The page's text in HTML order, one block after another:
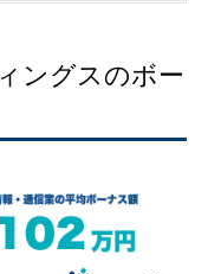
ングスのボー